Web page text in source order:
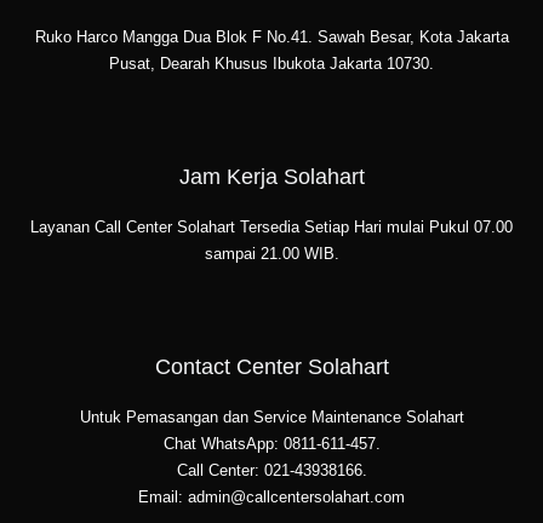
Ruko Harco Mangga Dua Blok F No.41. Sawah Besar, Kota Jakarta
Pusat, Dearah Khusus Ibukota Jakarta 10730.
Jam Kerja Solahart
Layanan Call Center Solahart Tersedia Setiap Hari mulai Pukul 07.00
sampai 21.00 WIB.
Contact Center Solahart
Untuk Pemasangan dan Service Maintenance Solahart
Chat WhatsApp: 0811-611-457.
Call Center: 021-43938166.
Email: admin@callcentersolahart.com